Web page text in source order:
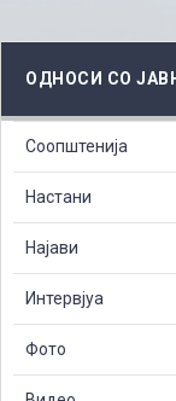
ОДНОСИ СО
Соопштенија
Настани
Најави
Интервјуа
Фото